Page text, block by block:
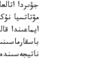
جۋىردا
مۋتاتسيا
ايماعىندا